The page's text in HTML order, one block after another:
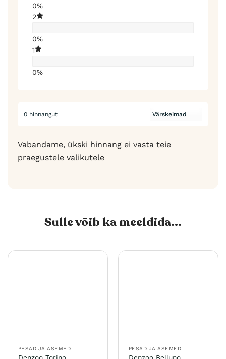
0%
2
0%
1
0%
0 hinnangut
Vabandame, ükski hinnang ei vasta teie
praegustele valikutele
Sulle võib ka meeldida...
PESAD JA ASEMED PESAD JA ASEMED